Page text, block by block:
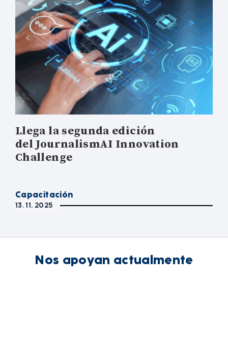
Llega la segunda edición
del JournalismAI Innovation
Challenge
Capacitación
13. 11. 2025
Nos apoyan actualmente